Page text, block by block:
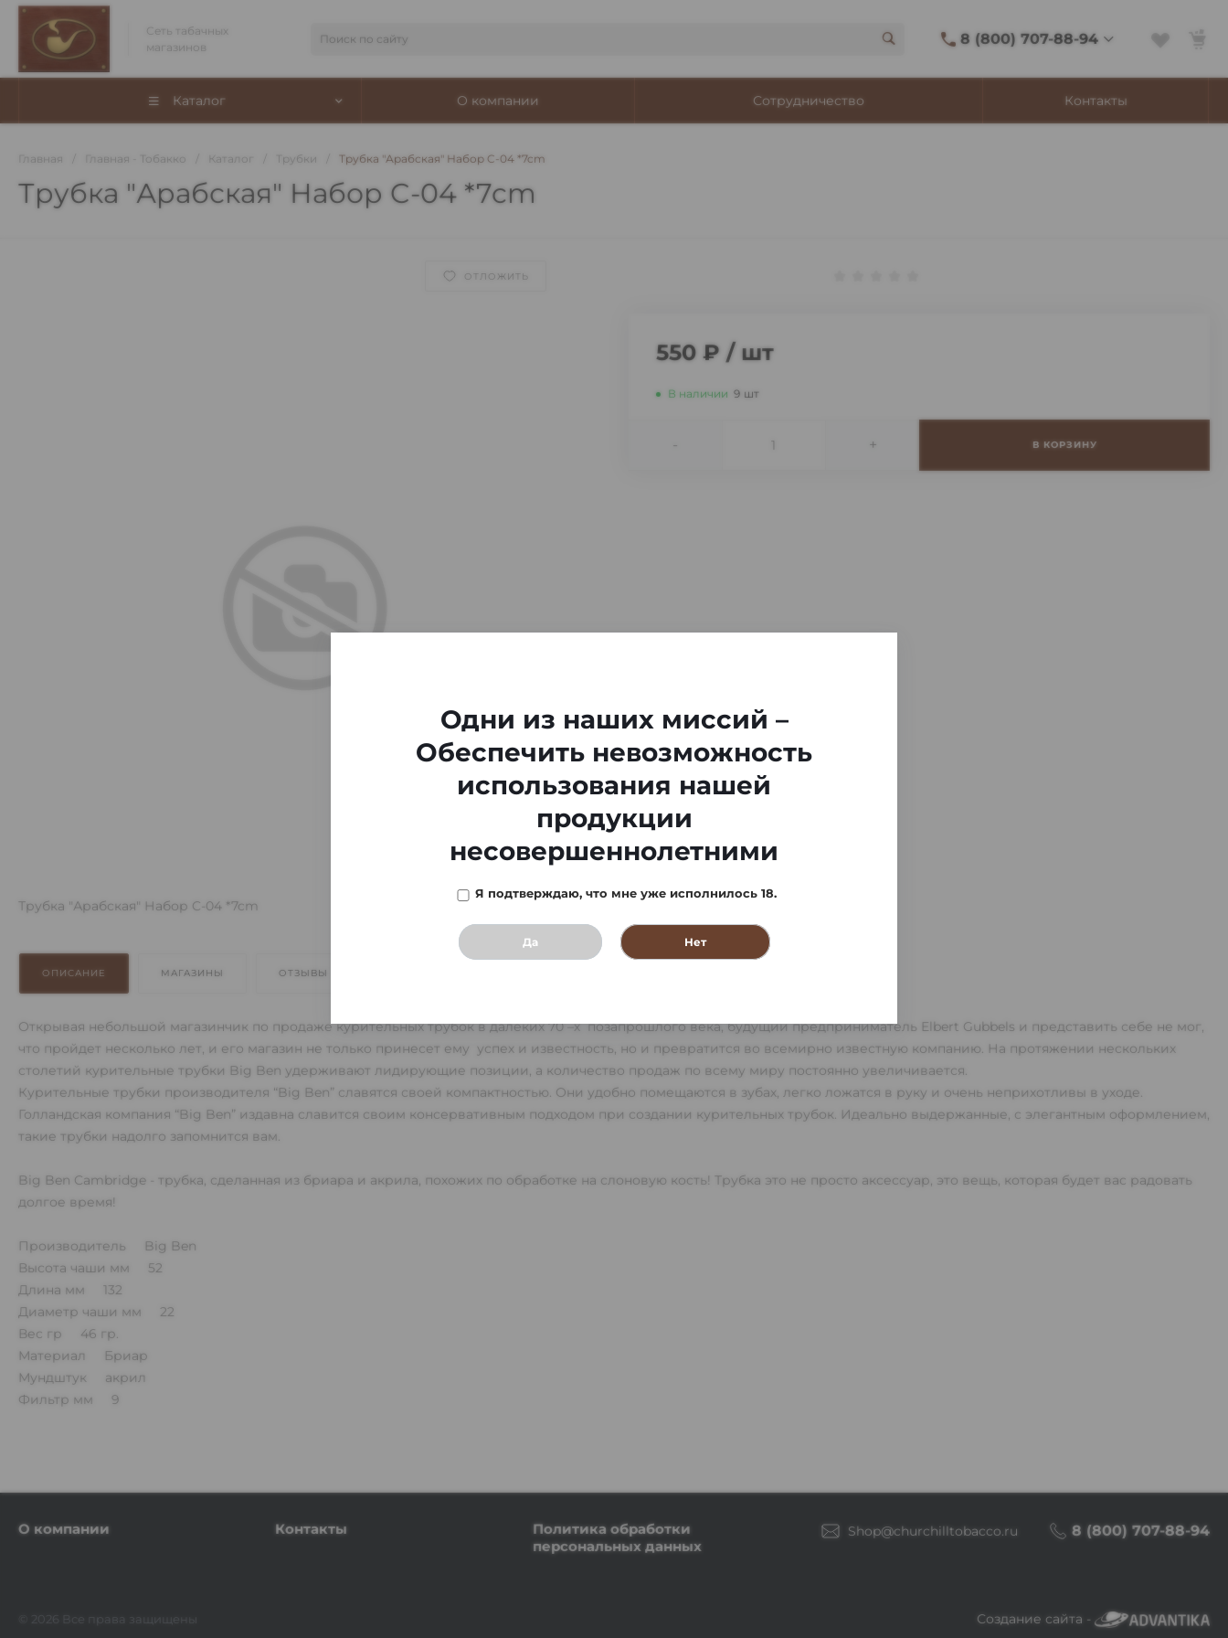
Сеть табачных
магазинов
8 (800) 707-88-94
8 (800) 707-88-94
Адмирала Фокина, 8
Каталог О компании Сотрудничество Контакты
Главная Главная - Тобакко Каталог Трубки Трубка "Арабская" Набор C-04 *7cm
Трубка "Арабская" Набор C-04 *7cm
ОТЛОЖИТЬ
Трубка "Арабская" Набор C-04 *7cm
550 ₽ / шт
В наличии 9 шт
- + В КОРЗИНУ
ОПИСАНИЕ МАГАЗИНЫ ОТЗЫВЫ
Открывая небольшой магазинчик по продаже курительных трубок в далеких 70 –х позапрошлого века, будущий предприниматель Elbert Gubbels и представить себе не мог,
что пройдет несколько лет, и его магазин не только принесет ему успех и известность, но и превратится во всемирно известную компанию. На протяжении нескольких
столетий курительные трубки Big Ben удерживают лидирующие позиции, а количество продаж по всему миру постоянно увеличивается.
Курительные трубки производителя “Big Ben” славятся своей компактностью. Они удобно помещаются в зубах, легко ложатся в руку и очень неприхотливы в уходе.
Голландская компания “Big Ben” издавна славится своим консервативным подходом при создании курительных трубок. Идеально выдержанные, с элегантным оформлением,
такие трубки надолго запомнится вам.
Big Ben Cambridge - трубка, сделанная из бриара и акрила, похожих по обработке на слоновую кость! Трубка это не просто аксессуар, это вещь, которая будет вас радовать
долгое время!
Производитель Big Ben
Высота чаши мм 52
Длина мм 132
Диаметр чаши мм 22
Вес гр 46 гр.
Материал Бриар
Мундштук акрил
Фильтр мм 9
О компании Контакты
Политика обработки
персональных данных
Shop@churchilltobacco.ru 8 (800) 707-88-94
© 2026 Все права защищены Создание сайта -
Одни из наших миссий –
Обеспечить невозможность
использования нашей
продукции
несовершеннолетними
Я подтверждаю, что мне уже исполнилось 18.
Да Нет